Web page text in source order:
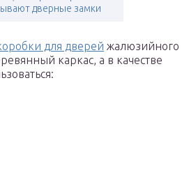
дверные замки
для дверей жалюзийного
каркас, а в качестве